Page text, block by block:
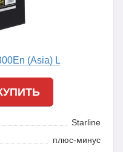
(Asia) L
Starline
плюс-минус